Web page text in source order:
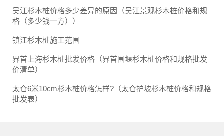
吴江杉木桩价格多少差异的原因（吴江景观杉木桩价格和规
格（多少钱一方））
镇江杉木桩施工范围
界首上海杉木桩批发价格（界首围堰杉木桩价格和规格批发
价清单）
太仓6米10cm杉木桩价格怎样?（太仓护坡杉木桩价格和规格
批发表）